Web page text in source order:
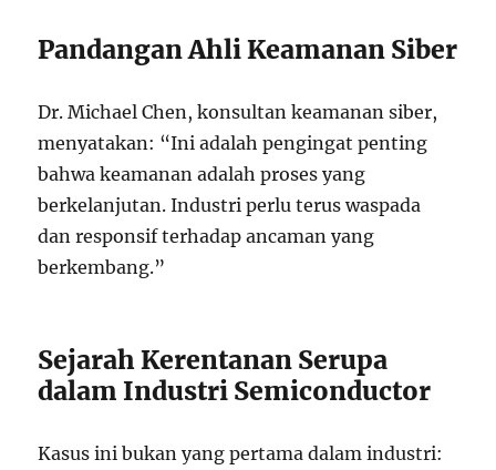
Pandangan Ahli Keamanan Siber
Dr. Michael Chen, konsultan keamanan siber,
menyatakan: “Ini adalah pengingat penting
bahwa keamanan adalah proses yang
berkelanjutan. Industri perlu terus waspada
dan responsif terhadap ancaman yang
berkembang.”
Sejarah Kerentanan Serupa
dalam Industri Semiconductor
Kasus ini bukan yang pertama dalam industri: